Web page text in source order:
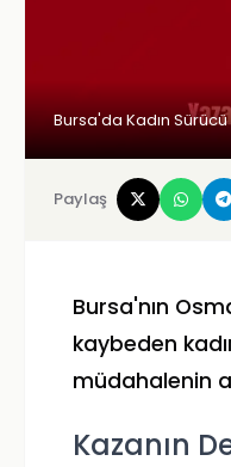
Bursa'da Kadın
Paylaş
Bursa'nın
kaybeden
müdahalenin
Kazanın